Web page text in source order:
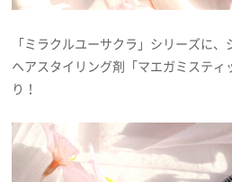
「ミラクルユーサクラ」シリーズに
ヘアスタイリング剤「マエガミスティ
り！